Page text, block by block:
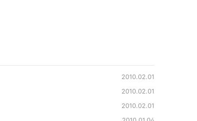
2010.02.01
2010.02.01
2010.02.01